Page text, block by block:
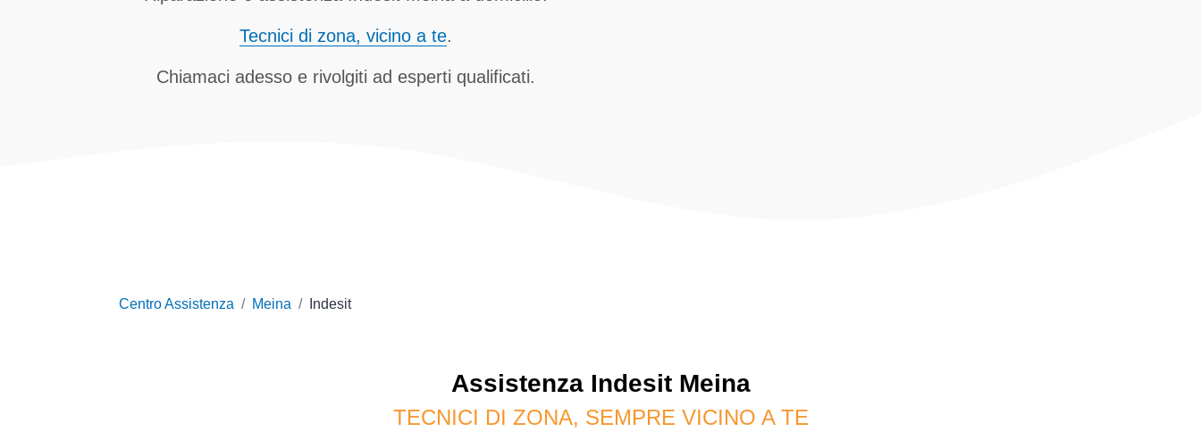
Tecnici di zona, vicino a te.
Chiamaci adesso e rivolgiti ad esperti qualificati.
Centro Assistenza Meina Indesit
Assistenza IndesitMeina
TECNICI DI ZONA, SEMPRE VICINO A TE